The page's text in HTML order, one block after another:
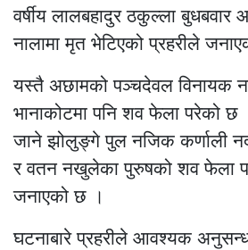
वर्षीय लालबहादुर ठकुल्ला
नालामा मृत भेटिएको प्रहरीले
यस्तै अछामको पञ्चदेवल विनायक
भानाकोटमा पनि शव फेला परेको
जाने झोलुङ्गे पुल नजिक कर्णाली
र वतन नखुलेका पुरुषको शव फेला
जनाएको छ ।
घटनाबारे प्रहरीले आवश्यक